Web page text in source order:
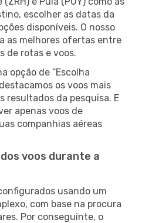
escolher as datas da
disponíveis. O nosso
as melhores ofertas entre
de rotas e voos.
opção de “Escolha
os voos mais
resultados da pesquisa. E
apenas voos de
companhias aéreas
voos durante a
usando um
com base na procura
Por conseguinte, o